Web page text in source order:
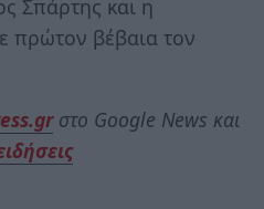
Σπάρτης και η
πρώτον βέβαια τον
στο Google News και